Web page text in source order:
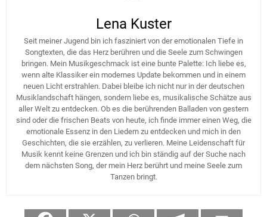
Lena Kuster
Seit meiner Jugend bin ich fasziniert von der emotionalen Tiefe in
Songtexten, die das Herz berühren und die Seele zum Schwingen
bringen. Mein Musikgeschmack ist eine bunte Palette: Ich liebe es,
wenn alte Klassiker ein modernes Update bekommen und in einem
neuen Licht erstrahlen. Dabei bleibe ich nicht nur in der deutschen
Musiklandschaft hängen, sondern liebe es, musikalische Schätze aus
aller Welt zu entdecken. Ob es die berührenden Balladen von gestern
sind oder die frischen Beats von heute, ich finde immer einen Weg, die
emotionale Essenz in den Liedern zu entdecken und mich in den
Geschichten, die sie erzählen, zu verlieren. Meine Leidenschaft für
Musik kennt keine Grenzen und ich bin ständig auf der Suche nach
dem nächsten Song, der mein Herz berührt und meine Seele zum
Tanzen bringt.